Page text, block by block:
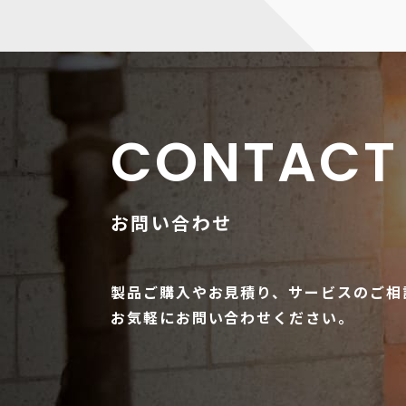
CONTACT
お問い合わせ
製品ご購入やお見積り、サービスのご
お気軽にお問い合わせください。